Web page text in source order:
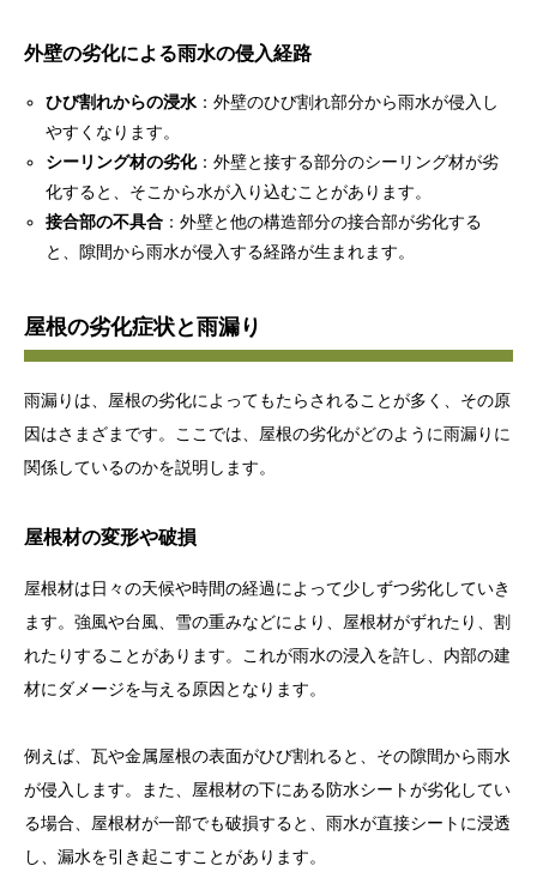
外壁の劣化による雨水の侵入経路
ひび割れからの浸水：外壁のひび割れ部分から雨水が侵入し
やすくなります。
シーリング材の劣化：外壁と接する部分のシーリング材が劣
化すると、そこから水が入り込むことがあります。
接合部の不具合 ：外壁と他の構造部分の接合部が劣化する
と、隙間から雨水が侵入する経路が生まれます。
屋根の劣化症状と雨漏り
雨漏りは、屋根の劣化によってもたらされることが多く、その原
因はさまざまです。ここでは、屋根の劣化がどのように雨漏りに
関係しているのかを説明します。
屋根材の変形や破損
屋根材は日々の天候や時間の経過によって少しずつ劣化していき
ます。強風や台風、雪の重みなどにより、屋根材がずれたり、割
れたりすることがあります。これが雨水の浸入を許し、内部の建
材にダメージを与える原因となります。
例えば、瓦や金属屋根の表面がひび割れると、その隙間から雨水
が侵入します。また、屋根材の下にある防水シートが劣化してい
る場合、屋根材が一部でも破損すると、雨水が直接シートに浸透
し、漏水を引き起こすことがあります。